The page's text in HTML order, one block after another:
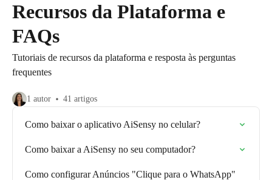
Recursos da Plataforma e
FAQs
Tutoriais de recursos da plataforma e resposta às perguntas
frequentes
1 autor 41 artigos
Como baixar o aplicativo AiSensy no celular?
Como baixar a AiSensy no seu computador?
Como configurar Anúncios "Clique para o WhatsApp"